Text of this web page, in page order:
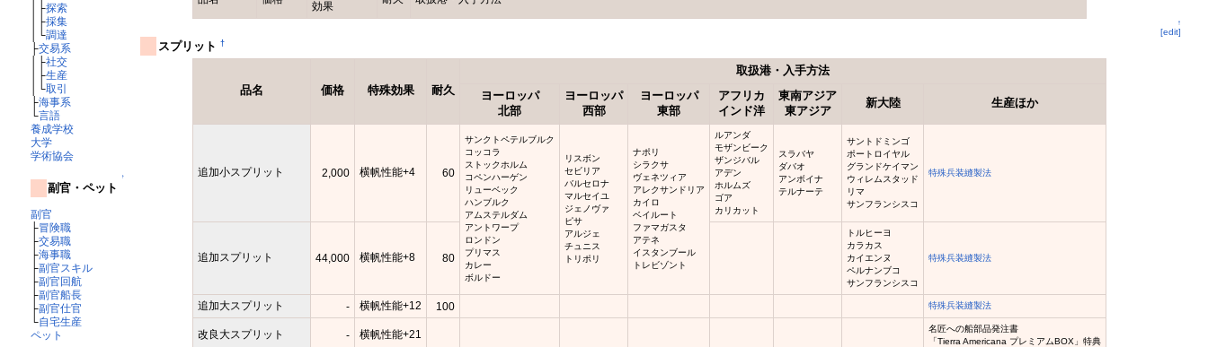
│├探索
│├採集
│└調達
├交易系
│├社交
│├生産
│└取引
├海事系
└言語
養成学校
大学
学術協会
↑
副官・ペット
副官
├冒険職
├交易職
├海事職
├副官スキル
├副官回航
├副官船長
├副官仕官
└自宅生産
ペット
効果
↑
[edit]
スプリット †
品名 価格 特殊効果 耐久
取扱港・入手方法
ヨーロッパ
北部
ヨーロッパ
西部
ヨーロッパ
東部
アフリカ
インド洋
東南アジア
東アジア
新大陸 生産ほか
追加小スプリット 2,000 横帆性能+4 60
サンクトペテルブルク
コッコラ
ストックホルム
コペンハーゲン
リューベック
ハンブルク
アムステルダム
アントワープ
ロンドン
プリマス
カレー
ボルドー
リスボン
セビリア
バルセロナ
マルセイユ
ジェノヴァ
ピサ
アルジェ
チュニス
トリポリ
ナポリ
シラクサ
ヴェネツィア
アレクサンドリア
カイロ
ベイルート
ファマガスタ
アテネ
イスタンブール
トレビゾント
ルアンダ
モザンビーク
ザンジバル
アデン
ホルムズ
ゴア
カリカット
スラバヤ
ダバオ
アンボイナ
テルナーテ
サントドミンゴ
ポートロイヤル
グランドケイマン
ウィレムスタッド
リマ
サンフランシスコ
特殊兵装縫製法
追加スプリット 44,000 横帆性能+8 80
トルヒーヨ
カラカス
カイエンヌ
ペルナンブコ
サンフランシスコ
特殊兵装縫製法
追加大スプリット - 横帆性能+12 100 特殊兵装縫製法
改良大スプリット - 横帆性能+21
名匠への船部品発注書
「Tierra Americana プレミアムBOX」特典